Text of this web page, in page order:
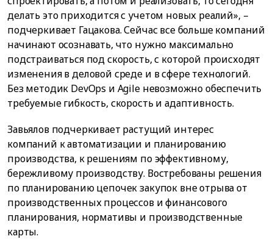
делать это приходится с учетом новых реалий», –
подчеркивает Гацакова. Сейчас все больше компаний
начинают осознавать, что нужно максимально
подстраиваться под скорость, с которой происходят
изменения в деловой среде и в сфере технологий.
Без методик DevOps и Agile невозможно обеспечить
требуемые гибкость, скорость и адаптивность.
Завьялов подчеркивает растущий интерес
компаний к автоматизации и планированию
производства, к решениям по эффективному,
бережливому производству. Востребованы решения
по планированию цепочек закупок вне отрыва от
производственных процессов и финансового
планирования, нормативы и производственные
карты.